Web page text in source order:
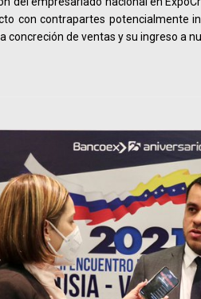
con contrapartes potencialmente
concreción de ventas y su ingreso a